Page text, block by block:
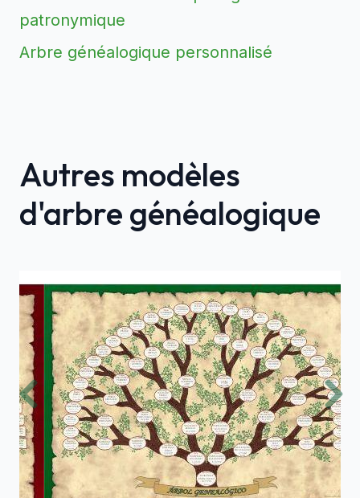
patronymique
Arbre généalogique personnalisé
Autres modèles
d'arbre généalogique
Previous